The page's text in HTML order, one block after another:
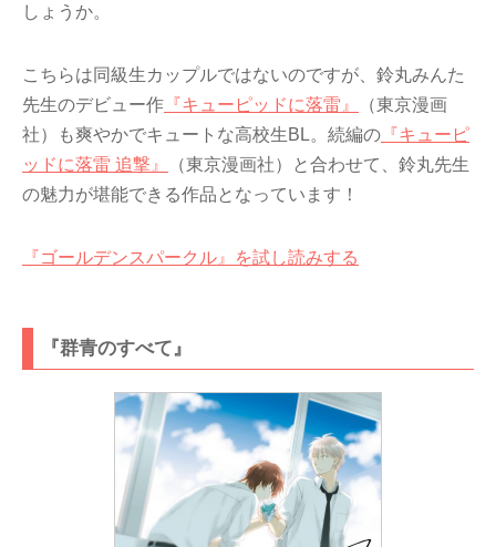
しょうか。
こちらは同級生カップルではないのですが、鈴丸みんた
先生のデビュー作 『キューピッドに落雷』
（東京漫画
社）も爽やかでキュートな高校生BL。続編の 『キューピ
ッドに落雷 追撃』
（東京漫画社）と合わせて、鈴丸先生
の魅力が堪能できる作品となっています！
『ゴールデンスパークル』を試し読みする
『群青のすべて』